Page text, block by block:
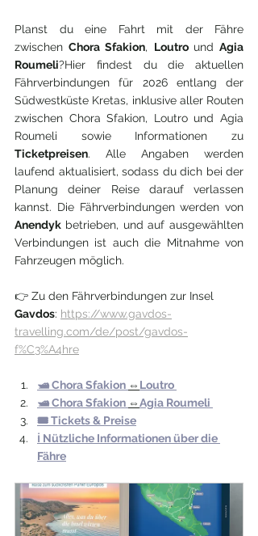
Planst du eine Fahrt mit der Fähre
zwischen Chora Sfakion, Loutro und Agia
Roumeli?Hier findest du die aktuellen
Fährverbindungen für 2026 entlang der
Südwestküste Kretas, inklusive aller Routen
zwischen Chora Sfakion, Loutro und Agia
Ticketpreisen. Alle Angaben werden
laufend aktualisiert, sodass du dich bei der
Planung deiner Reise darauf verlassen
Anendyk betrieben, und auf ausgewählten
Verbindungen ist auch die Mitnahme von
Fahrzeugen möglich.
👉 Zu den Fährverbindungen zur Insel
Gavdos: https://www.gavdos-
travelling.com/de/post/gavdos-
f%C3%A4hre
🛥️ Chora Sfakion ⇔ Loutro
🛥️ Chora Sfakion ⇔Agia Roumeli
🎟️ Tickets & Preise
ℹ️ Nützliche Informationen über die
Fähre